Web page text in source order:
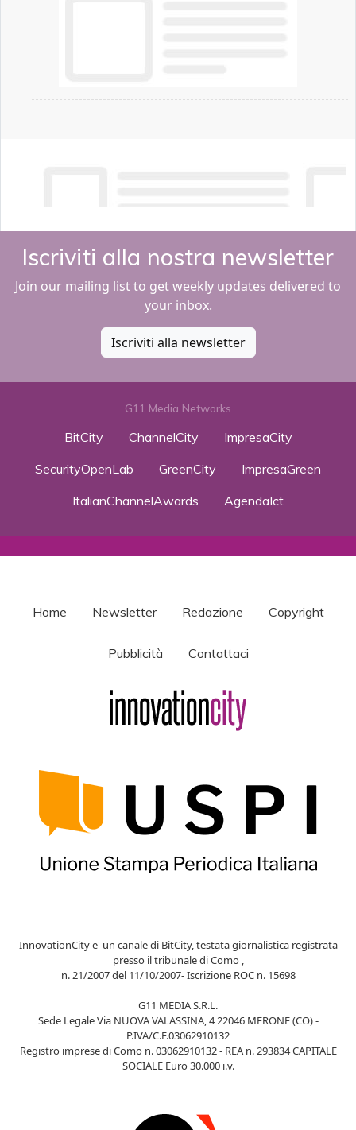
Iscriviti alla nostra newsletter
Join our mailing list to get weekly updates delivered to
your inbox.
Iscriviti alla newsletter
G11 Media Networks
BitCity ChannelCity
ImpresaCity
SecurityOpenLab
GreenCity
ImpresaGreen
ItalianChannelAwards
AgendaIct
Home Newsletter Redazione Copyright
Pubblicità Contattaci
InnovationCity e' un canale di BitCity, testata giornalistica registrata
presso il tribunale di Como ,
n. 21/2007 del 11/10/2007- Iscrizione ROC n. 15698
G11 MEDIA S.R.L.
Sede Legale Via NUOVA VALASSINA, 4 22046 MERONE (CO) -
P.IVA/C.F.03062910132
Registro imprese di Como n. 03062910132 - REA n. 293834 CAPITALE
SOCIALE Euro 30.000 i.v.